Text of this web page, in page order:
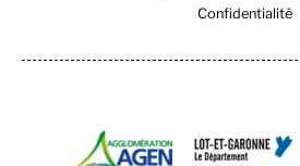
Confidentialité